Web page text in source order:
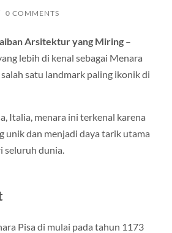
0 COMMENTS
Arsitektur yang Miring –
lebih di kenal sebagai Menara
satu landmark paling ikonik di
Italia, menara ini terkenal karena
unik dan menjadi daya tarik utama
seluruh dunia.
Pisa di mulai pada tahun 1173